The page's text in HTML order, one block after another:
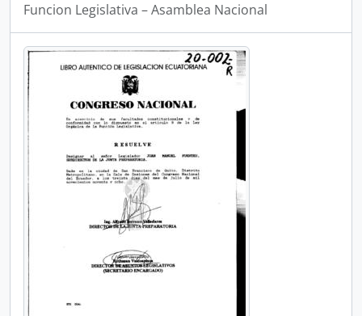
Funcion Legislativa – Asamblea Nacional